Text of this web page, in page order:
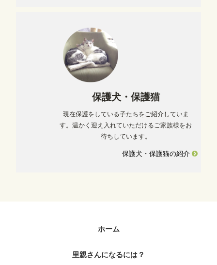
保護犬・保護猫
現在保護をしている子たちをご紹介していま
す。温かく迎え入れていただけるご家族様をお
待ちしています。
保護犬・保護猫の紹介
ホーム
里親さんになるには？